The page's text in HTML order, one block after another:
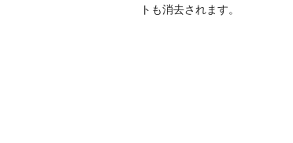
トも消去されます。